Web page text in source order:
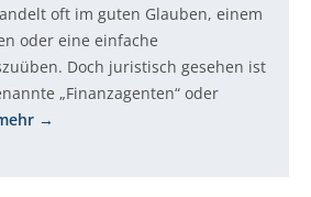
oft im guten Glauben, einem
oder eine einfache
Doch juristisch gesehen ist
„Finanzagenten“ oder